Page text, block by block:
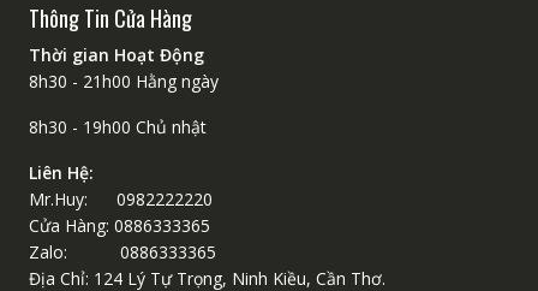
Thông Tin Cửa Hàng
Thời gian Hoạt Động
8h30 - 21h00 Hằng ngày
8h30 - 19h00 Chủ nhật
Liên Hệ:
Mr.Huy: 0982222220
Cửa Hàng: 0886333365
Zalo: 0886333365
Địa Chỉ: 124 Lý Tự Trọng, Ninh Kiều, Cần Thơ.